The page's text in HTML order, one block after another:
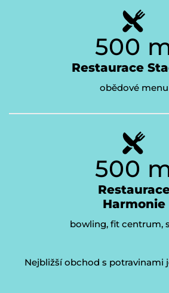
500
Restaurace
obědové menu
500
Harmonie
bowling, fit centrum,
Nejbližší obchod s potravinami